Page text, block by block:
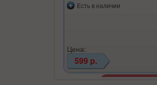
Есть в наличии
Цена:
599 р.